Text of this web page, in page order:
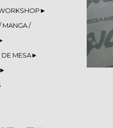
MANGA /
MESA►